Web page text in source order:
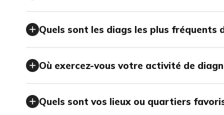
Quels sont les diags les plus fréquents
Où exercez-vous votre activité de
Quels sont vos lieux ou quartiers